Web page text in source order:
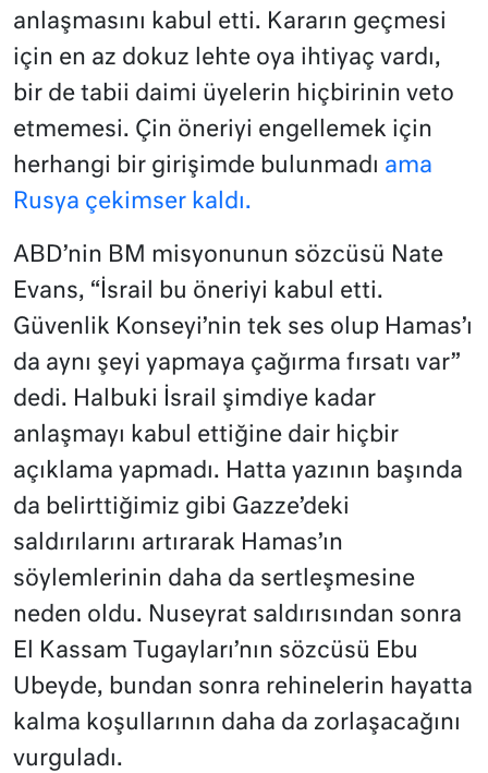
anlaşmasını kabul etti. Kararın geçmesi
için en az dokuz lehte oya ihtiyaç vardı,
bir de tabii daimi üyelerin hiçbirinin veto
etmemesi. Çin öneriyi engellemek için
herhangi bir girişimde bulunmadı ama
Rusya çekimser kaldı.
ABD’nin BM misyonunun sözcüsü Nate
Evans, “İsrail bu öneriyi kabul etti.
Güvenlik Konseyi’nin tek ses olup Hamas’ı
da aynı şeyi yapmaya çağırma fırsatı var”
dedi. Halbuki İsrail şimdiye kadar
anlaşmayı kabul ettiğine dair hiçbir
açıklama yapmadı. Hatta yazının başında
da belirttiğimiz gibi Gazze’deki
saldırılarını artırarak Hamas’ın
söylemlerinin daha da sertleşmesine
neden oldu. Nuseyrat saldırısından sonra
El Kassam Tugayları’nın sözcüsü Ebu
Ubeyde, bundan sonra rehinelerin hayatta
kalma koşullarının daha da zorlaşacağını
vurguladı.